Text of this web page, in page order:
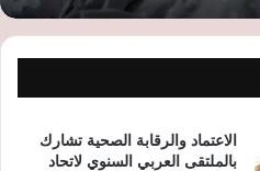
الاعتماد والرقابة الصحية تشارك
بالملتقى العربي السنوي لاتحاد